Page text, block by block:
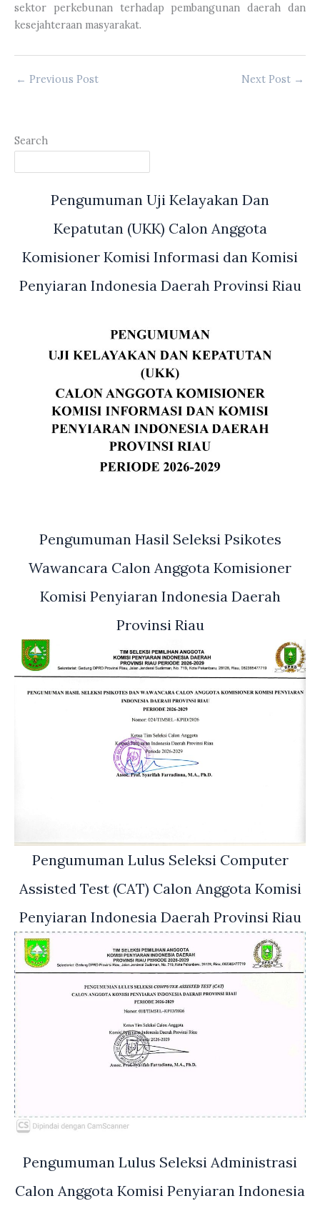
sektor perkebunan terhadap pembangunan daerah dan
kesejahteraan masyarakat.
← Previous Post Next Post →
Search
Pengumuman Uji Kelayakan Dan
Kepatutan (UKK) Calon Anggota
Komisioner Komisi Informasi dan Komisi
Penyiaran Indonesia Daerah Provinsi Riau
Pengumuman Hasil Seleksi Psikotes
Wawancara Calon Anggota Komisioner
Komisi Penyiaran Indonesia Daerah
Provinsi Riau
Pengumuman Lulus Seleksi Computer
Assisted Test (CAT) Calon Anggota Komisi
Penyiaran Indonesia Daerah Provinsi Riau
Pengumuman Lulus Seleksi Administrasi
Calon Anggota Komisi Penyiaran Indonesia